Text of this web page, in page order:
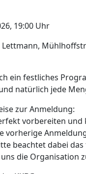
19:00 Uhr
ein festliches
natürlich jede
zur Anmeldung:
vorbereiten und
vorherige
beachtet dabei
die Organisation